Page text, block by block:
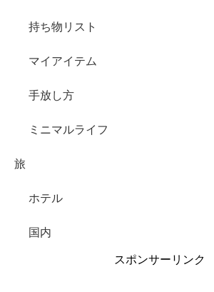
持ち物リスト
マイアイテム
手放し方
ミニマルライフ
旅
ホテル
国内
スポンサーリンク